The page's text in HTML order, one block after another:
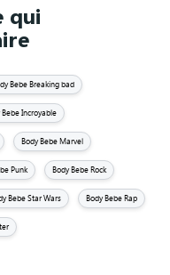
qui
Bebe Breaking bad
Bebe Incroyable
Body Bebe Marvel
Punk Body Bebe Rock
Bebe Star Wars Body Bebe Rap